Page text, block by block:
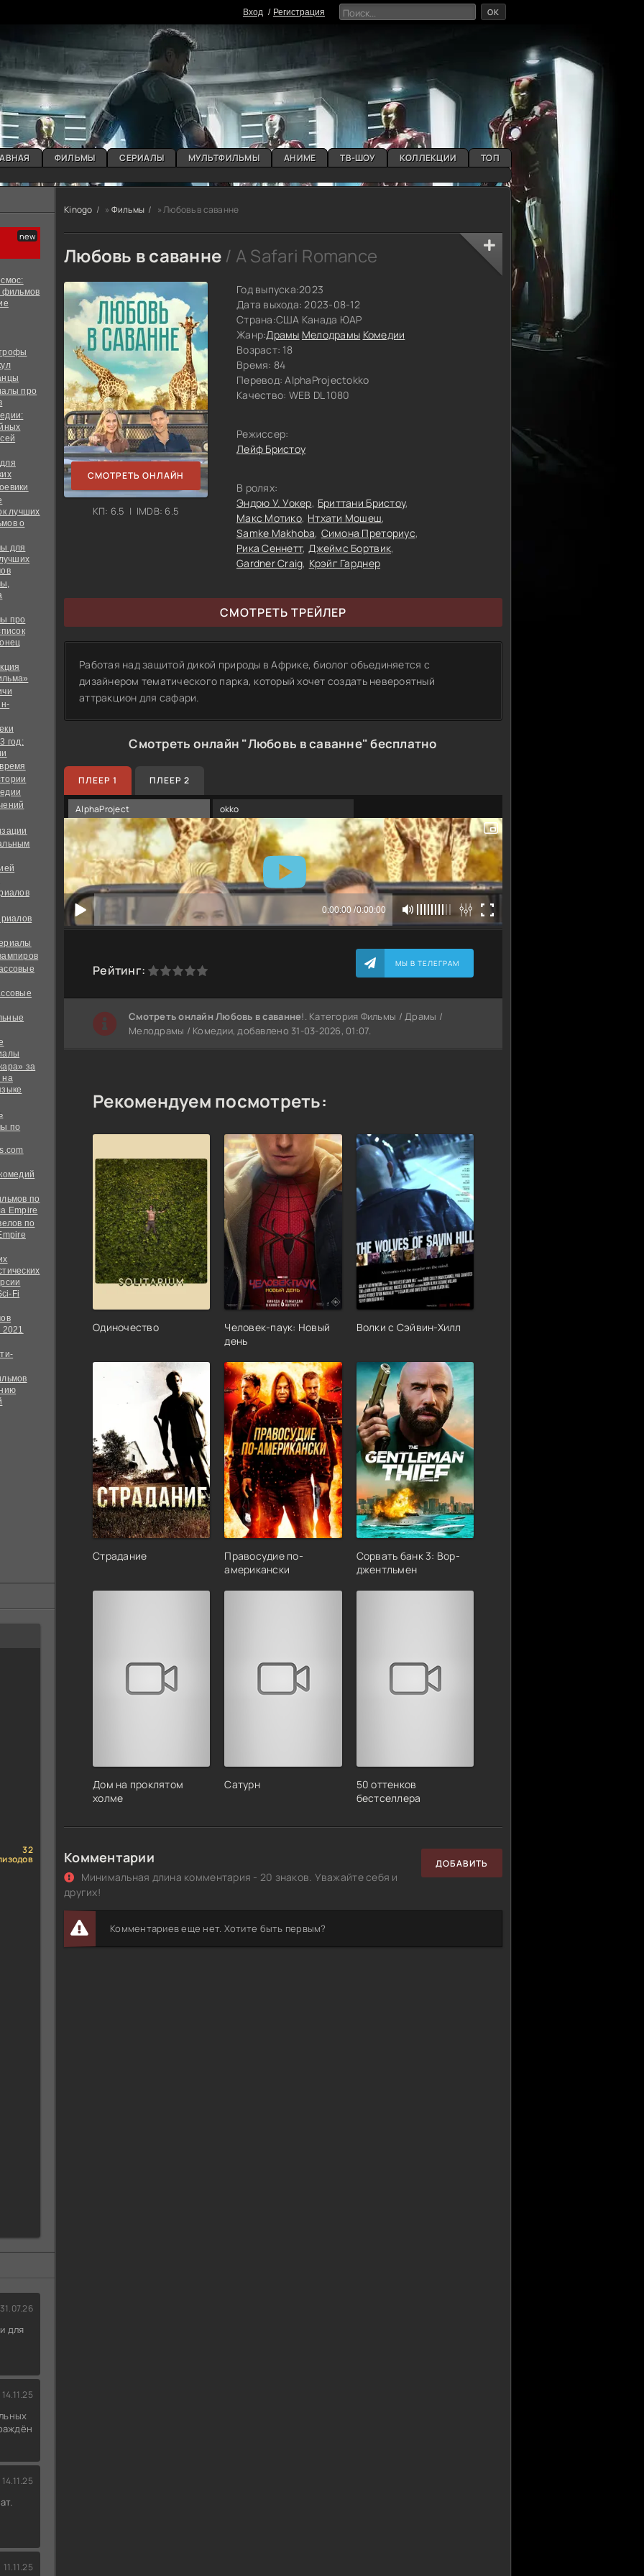
Вxoд Регистрация OK
ФИЛЬМЫ СЕРИАЛЫ МУЛЬТФИЛЬМЫ АНИМЕ ТВ-ШОУ КОЛЛЕКЦИИ ТОП
фильмов
про
лучших
о
для
про
год:
за
на
по
по
Empire
по
Fi
32
31.07.26
для
14.11.25
14.11.25
11.11.25
Kinogo » Фильмы » Любовь в саванне
Любовь в саванне / A Safari Romance
СМОТРЕТЬ ОНЛАЙН
КП: 6.5 | IMDB: 6.5
Год выпуска:2023
Дата выхода: 2023-08-12
Страна:США Канада ЮАР
Жанр:Драмы Мелодрамы Комедии
Возраст: 18
Время: 84
Перевод:AlphaProjectokko
Качество: WEB DL 1080
Режиссер:
Лейф Бристоу
В ролях:
Эндрю У. Уокер Бриттани Бристоу
Макс Мотико Нтхати Мошеш
Samke Makhoba Симона Преториус
Рика Сеннетт Джеймс Бортвик
Gardner Craig Крэйг Гарднер
СМОТРЕТЬ ТРЕЙЛЕР
Работая над защитой дикой природы в Африке, биолог объединяется с
дизайнером тематического парка, который хочет создать невероятный
аттракцион для сафари.
Смотреть онлайн "Любовь в саванне" бесплатно
ПЛЕЕР 1 ПЛЕЕР 2
AlphaProject okko
Рейтинг:
0 2 3 4 5 МЫ В ТЕЛЕГРАМ
Cмотреть онлайн Любовь в саванне!. Категория Фильмы / Драмы /
Мелодрамы / Комедии, добавлено 31-03-2026, 01:07.
Рекомендуем посмотреть:
Одиночество
Человек-паук: Новый
день
Волки с Сэйвин-Хилл
Страдание
Правосудие по-
американски
Сорвать банк 3: Вор-
джентльмен
Дом на проклятом
холме
Сатурн
50 оттенков
бестселлера
Комментарии
Минимальная длина комментария - 20 знаков. Уважайте себя и
других!
ДОБАВИТЬ
Комментариев еще нет. Хотите быть первым?